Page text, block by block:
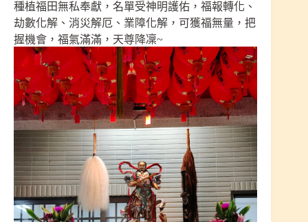
種植福田無私奉獻，名單受神明護佑，福報轉化、
劫數化解、消災解厄、業障化解，可獲福無量，把
握機會，福氣滿滿，天尊降凜~